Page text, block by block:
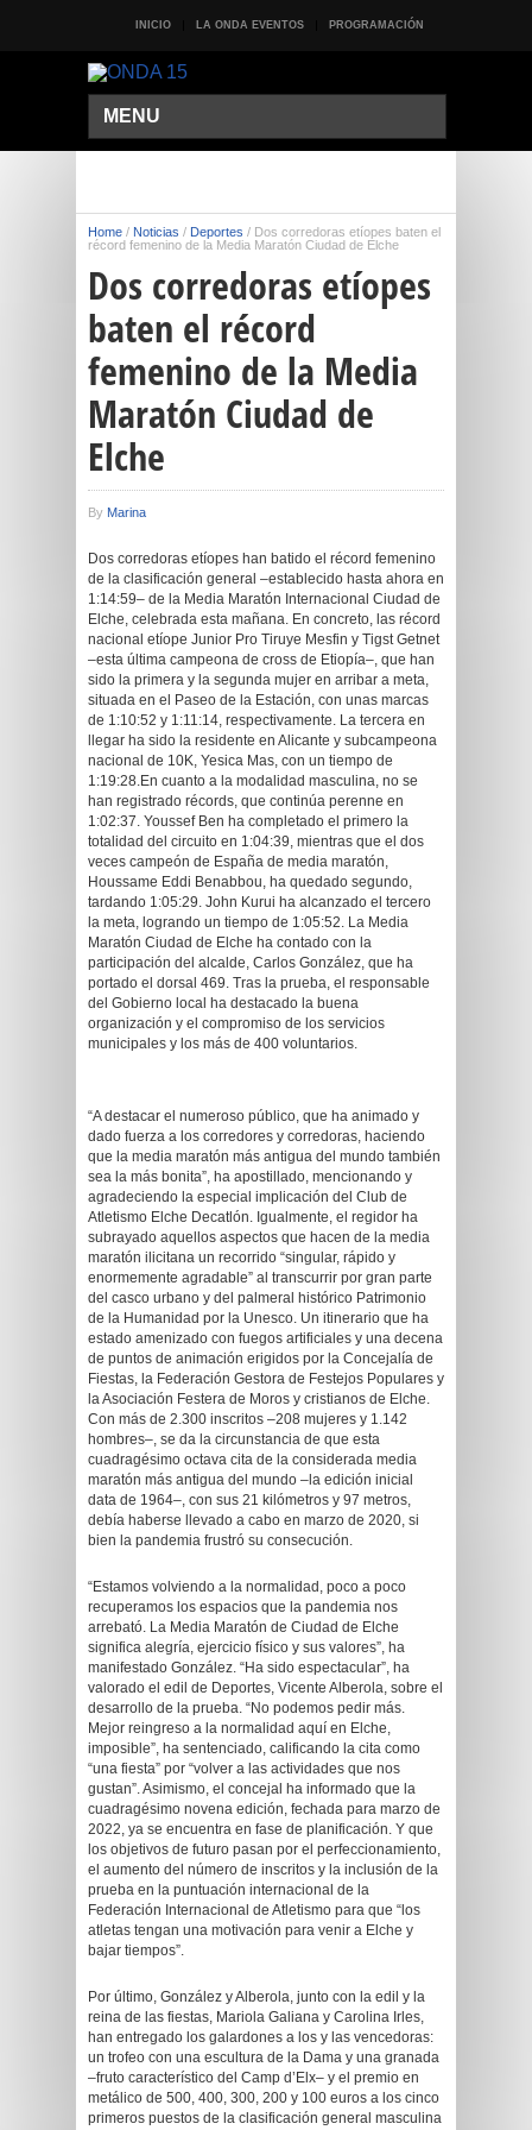
INICIO LA ONDA EVENTOS PROGRAMACIÓN
MENU
Home / Noticias / Deportes / Dos corredoras etíopes baten el
récord femenino de la Media Maratón Ciudad de Elche
Dos corredoras etíopes
baten el récord
femenino de la Media
Maratón Ciudad de
Elche
By Marina
Dos corredoras etíopes han batido el récord femenino
de la clasificación general –establecido hasta ahora en
1:14:59– de la Media Maratón Internacional Ciudad de
Elche, celebrada esta mañana. En concreto, las récord
nacional etíope Junior Pro Tiruye Mesfin y Tigst Getnet
–esta última campeona de cross de Etiopía–, que han
sido la primera y la segunda mujer en arribar a meta,
situada en el Paseo de la Estación, con unas marcas
de 1:10:52 y 1:11:14, respectivamente. La tercera en
llegar ha sido la residente en Alicante y subcampeona
nacional de 10K, Yesica Mas, con un tiempo de
1:19:28.En cuanto a la modalidad masculina, no se
han registrado récords, que continúa perenne en
1:02:37. Youssef Ben ha completado el primero la
totalidad del circuito en 1:04:39, mientras que el dos
veces campeón de España de media maratón,
Houssame Eddi Benabbou, ha quedado segundo,
tardando 1:05:29. John Kurui ha alcanzado el tercero
la meta, logrando un tiempo de 1:05:52. La Media
Maratón Ciudad de Elche ha contado con la
participación del alcalde, Carlos González, que ha
portado el dorsal 469. Tras la prueba, el responsable
del Gobierno local ha destacado la buena
organización y el compromiso de los servicios
municipales y los más de 400 voluntarios.
“A destacar el numeroso público, que ha animado y
dado fuerza a los corredores y corredoras, haciendo
que la media maratón más antigua del mundo también
sea la más bonita”, ha apostillado, mencionando y
agradeciendo la especial implicación del Club de
Atletismo Elche Decatlón. Igualmente, el regidor ha
subrayado aquellos aspectos que hacen de la media
maratón ilicitana un recorrido “singular, rápido y
enormemente agradable” al transcurrir por gran parte
del casco urbano y del palmeral histórico Patrimonio
de la Humanidad por la Unesco. Un itinerario que ha
estado amenizado con fuegos artificiales y una decena
de puntos de animación erigidos por la Concejalía de
Fiestas, la Federación Gestora de Festejos Populares y
la Asociación Festera de Moros y cristianos de Elche.
Con más de 2.300 inscritos –208 mujeres y 1.142
hombres–, se da la circunstancia de que esta
cuadragésimo octava cita de la considerada media
maratón más antigua del mundo –la edición inicial
data de 1964–, con sus 21 kilómetros y 97 metros,
debía haberse llevado a cabo en marzo de 2020, si
bien la pandemia frustró su consecución.
“Estamos volviendo a la normalidad, poco a poco
recuperamos los espacios que la pandemia nos
arrebató. La Media Maratón de Ciudad de Elche
significa alegría, ejercicio físico y sus valores”, ha
manifestado González. “Ha sido espectacular”, ha
valorado el edil de Deportes, Vicente Alberola, sobre el
desarrollo de la prueba. “No podemos pedir más.
Mejor reingreso a la normalidad aquí en Elche,
imposible”, ha sentenciado, calificando la cita como
“una fiesta” por “volver a las actividades que nos
gustan”. Asimismo, el concejal ha informado que la
cuadragésimo novena edición, fechada para marzo de
2022, ya se encuentra en fase de planificación. Y que
los objetivos de futuro pasan por el perfeccionamiento,
el aumento del número de inscritos y la inclusión de la
prueba en la puntuación internacional de la
Federación Internacional de Atletismo para que “los
atletas tengan una motivación para venir a Elche y
bajar tiempos”.
Por último, González y Alberola, junto con la edil y la
reina de las fiestas, Mariola Galiana y Carolina Irles,
han entregado los galardones a los y las vencedoras:
un trofeo con una escultura de la Dama y una granada
–fruto característico del Camp d’Elx– y el premio en
metálico de 500, 400, 300, 200 y 100 euros a los cinco
primeros puestos de la clasificación general masculina